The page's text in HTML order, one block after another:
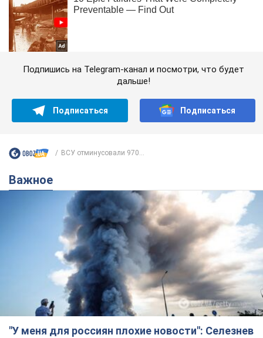
Подпишись на Telegram-канал и посмотри, что будет
дальше!
Подписаться Подписаться
ВСУ отминусовали 970...
Важное
"У меня для россиян плохие новости": Селезнев